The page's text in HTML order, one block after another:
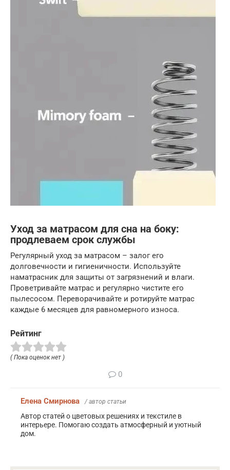
Уход за матрасом для сна на боку:
продлеваем срок службы
Регулярный уход за матрасом – залог его
долговечности и гигиеничности. Используйте
наматрасник для защиты от загрязнений и влаги.
Проветривайте матрас и регулярно чистите его
пылесосом. Переворачивайте и ротируйте матрас
каждые 6 месяцев для равномерного износа.
Рейтинг
( Пока оценок нет )
0
Елена Смирнова / автор статьи
Автор статей о цветовых решениях и текстиле в
интерьере. Помогаю создать атмосферный и уютный
дом.